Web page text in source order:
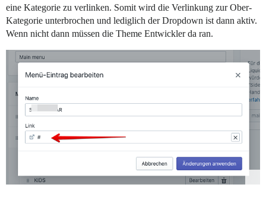
eine Kategorie zu verlinken. Somit wird die Verlinkung zur Ober-
Kategorie unterbrochen und lediglich der Dropdown ist dann aktiv.
Wenn nicht dann müssen die Theme Entwickler da ran.